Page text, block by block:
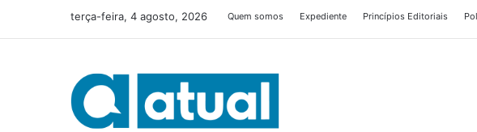
terça-feira, 4 agosto, 2026 Quem somos Expediente Princípios Editoriais